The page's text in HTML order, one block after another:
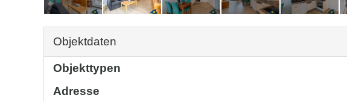
Objektdaten
Objekttypen
Adresse